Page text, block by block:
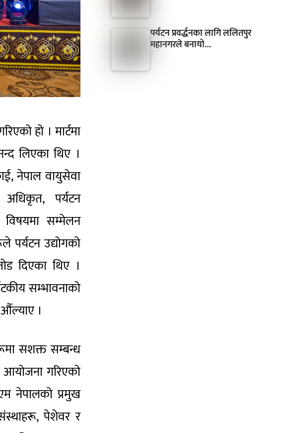
हो । मार्टमा
लिएका थिए ।
नेपाल वायुसेवा
पर्यटन
विषयमा सम्मेलन
पर्यटन उद्योगको
दिएका थिए ।
सम्भावनाको
।
सशक्त सम्बन्ध
आयोजना गरिएको
नेपालको प्रमुख
संस्थाहरू, पेशेवर र
पर्यटन प्रवर्द्धनका लागि ललितपुर
महानगरले बनायो…